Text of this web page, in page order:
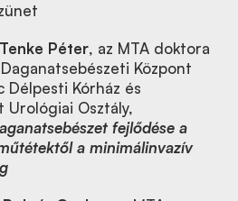
Tenke Péter, az MTA doktora
Központ
Délpesti Kórház és
Urológiai Osztály,
fejlődése a
a minimálinvazív